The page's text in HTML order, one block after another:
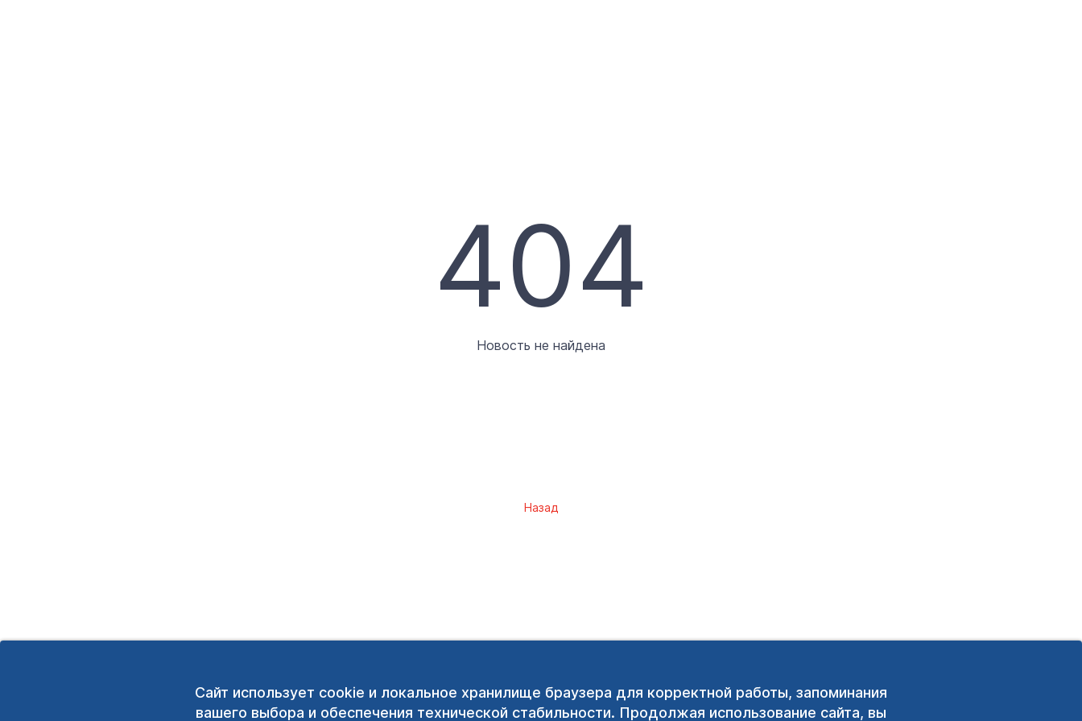
Сайт использует cookie и локальное хранилище браузера для корректной работы, запоминания
вашего выбора и обеспечения технической стабильности. Продолжая использование сайта, вы
404
Новость не найдена
Назад